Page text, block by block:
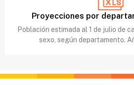
Proyecciones por
Población estimada al 1 de julio de
sexo, según departamento.